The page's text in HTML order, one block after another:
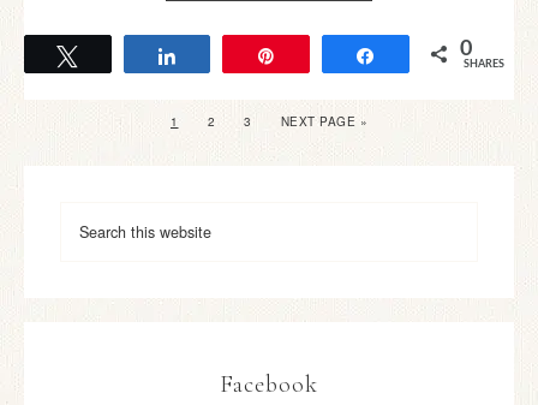
Share 0
SHARES
1 2 3 NEXT PAGE »
Facebook